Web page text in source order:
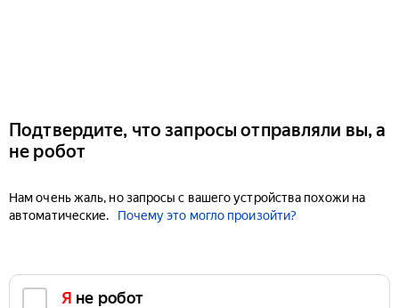
Подтвердите, что запросы отправляли вы, а
не робот
Нам очень жаль, но запросы с вашего устройства похожи на
автоматические.
Почему это могло произойти?
Я не робот